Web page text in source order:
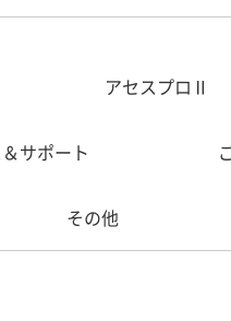
アセスプロⅡ
サポート
その他